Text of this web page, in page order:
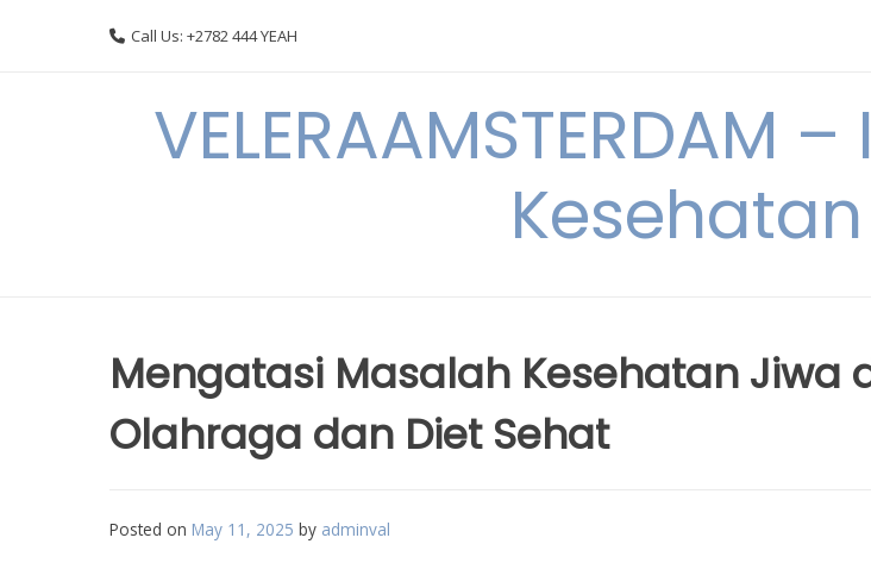
Call Us: +2782 444 YEAH
Mengatasi Masalah Kesehatan Jiwa
Olahraga dan Diet Sehat
Posted on May 11, 2025 by adminval